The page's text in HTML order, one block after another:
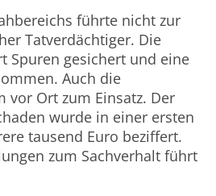
führte nicht zur
Tatverdächtiger. Die
Spuren gesichert und eine
Auch die
vor Ort zum Einsatz. Der
wurde in einer ersten
tausend Euro beziffert.
zum Sachverhalt führt